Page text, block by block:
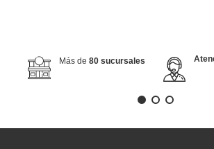
Más de 80 sucursales